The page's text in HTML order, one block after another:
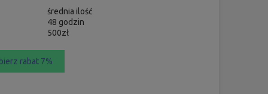
średnia ilość
48 godzin
500zł
rabat 7%